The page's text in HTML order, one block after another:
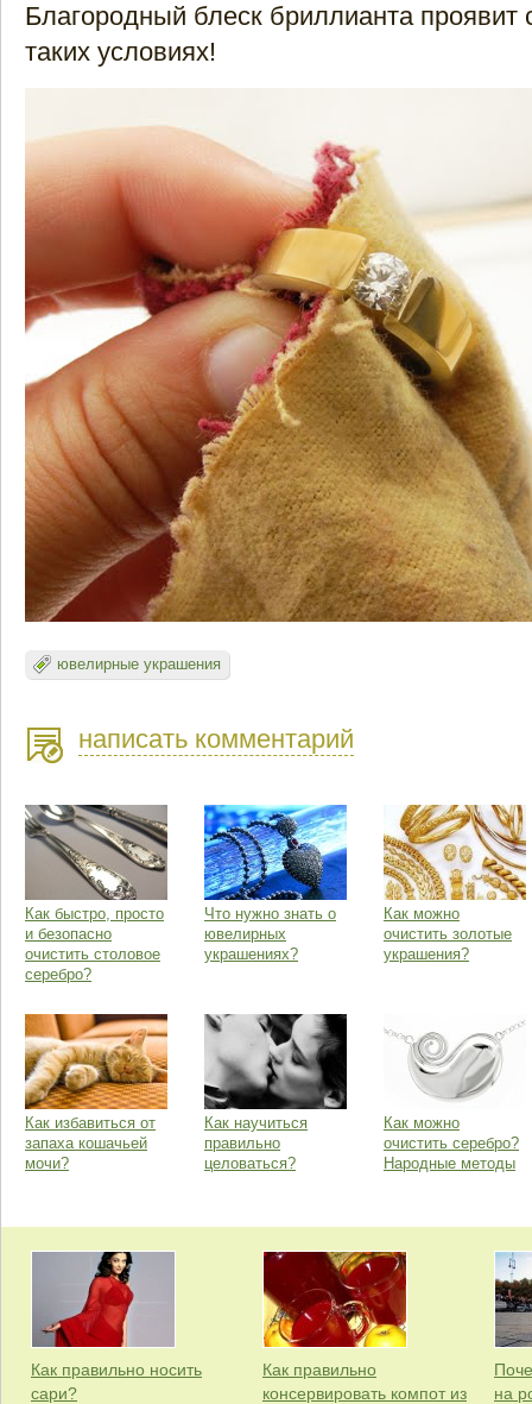
Благородный блеск бриллианта проявит
таких условиях!
ювелирные украшения
написать комментарий
Как быстро, просто
и безопасно
очистить столовое
серебро?
Что нужно знать о
ювелирных
украшениях?
Как можно
очистить золотые
украшения?
Как избавиться от
запаха кошачьей
мочи?
Как научиться
правильно
целоваться?
Как можно
очистить серебро?
Народные методы
Как правильно носить
сари?
Как правильно
консервировать компот из
на